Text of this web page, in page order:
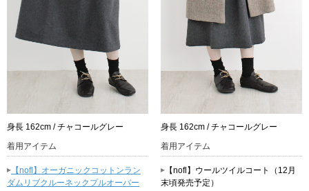
身長 162cm / チャコールグレー
着用アイテム
▸ 【nofl】オーガニックコットンラン
ダムリブクルーネックプルオーバー
身長 162cm / チャコールグレー
着用アイテム
▸【nofl】ウールツイルコート（12月
末頃発売予定）